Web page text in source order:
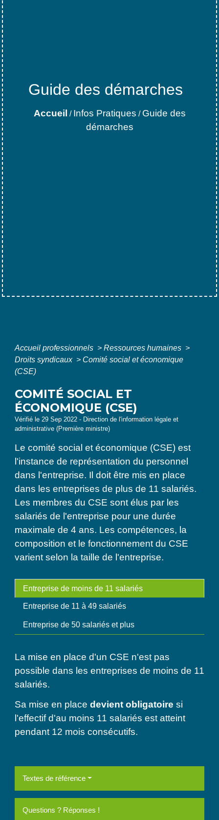
Guide des démarches
Accueil / Infos Pratiques / Guide des
démarches
Accueil professionnels > Ressources humaines >
Droits syndicaux > Comité social et économique
(CSE)
COMITÉ SOCIAL ET
ÉCONOMIQUE (CSE)
Vérifié le 29 Sep 2022 - Direction de l'information légale et
administrative (Première ministre)
Le comité social et économique (CSE) est
l'instance de représentation du personnel
dans l'entreprise. Il doit être mis en place
dans les entreprises de plus de 11 salariés.
Les membres du CSE sont élus par les
salariés de l'entreprise pour une durée
maximale de 4 ans. Les compétences, la
composition et le fonctionnement du CSE
varient selon la taille de l'entreprise.
Entreprise de moins de 11 salariés
Entreprise de 11 à 49 salariés
Entreprise de 50 salariés et plus
La mise en place d'un CSE n'est pas
possible dans les entreprises de moins de 11
salariés.
Sa mise en place devient obligatoire si
l'effectif d'au moins 11 salariés est atteint
pendant 12 mois consécutifs.
Textes de référence
Questions ? Réponses !